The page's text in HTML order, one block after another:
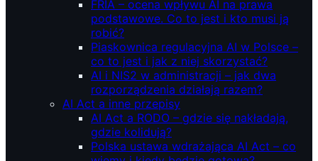
FRIA – ocena wpływu AI na prawa
podstawowe. Co to jest i kto musi ją
robić?
Piaskownica regulacyjna AI w Polsce –
co to jest i jak z niej skorzystać?
AI i NIS2 w administracji – jak dwa
rozporządzenia działają razem?
AI Act a inne przepisy
AI Act a RODO – gdzie się nakładają,
gdzie kolidują?
Polska ustawa wdrażająca AI Act – co